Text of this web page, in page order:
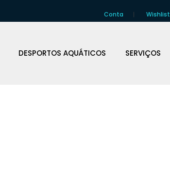
Conta Wishlist
DESPORTOS AQUÁTICOS SERVIÇOS